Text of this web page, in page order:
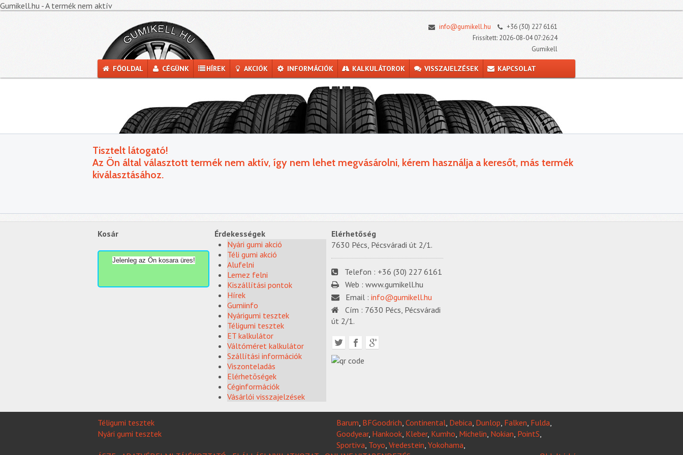
Gumikell.hu - A termék nem aktív
info@gumikell.hu
+36 (30) 227 6161
Frissített: 2026-08-04 07:26:24
Gumikell
FŐOLDAL CÉGÜNK HÍREK AKCIÓK INFORMÁCIÓK KALKULÁTOROK VISSZAJELZÉSEK KAPCSOLAT
Tisztelt látogató!
Az Ön által választott termék nem aktív, így nem lehet megvásárolni, kérem használja a keresőt, más termék
kiválasztásához.
Kosár
Jelenleg az Ön kosara üres!
Érdekességek
Nyári gumi akció
Téli gumi akció
Alufelni
Lemez felni
Kiszállítási pontok
Hírek
Gumiinfo
Nyárigumi tesztek
Téligumi tesztek
ET kalkulátor
Váltóméret kalkulátor
Szállítási információk
Viszonteladás
Elérhetõségek
Céginformációk
Vásárlói visszajelzések
Elérhetőség
7630 Pécs, Pécsváradi út 2/1.
Telefon : +36 (30) 227 6161
Web : www.gumikell.hu
Email : info@gumikell.hu
Cím : 7630 Pécs, Pécsváradi
út 2/1.
Téligumi tesztek
Nyári gumi tesztek
Barum, BFGoodrich, Continental, Debica, Dunlop, Falken, Fulda,
Goodyear, Hankook, Kleber, Kumho, Michelin, Nokian, PointS,
Sportiva, Toyo, Vredestein, Yokohama,